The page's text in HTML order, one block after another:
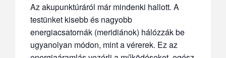
Az akupunktúráról már mindenki hallott. A
testünket kisebb és nagyobb
energiacsatornák (meridiánok) hálózzák be
ugyanolyan módon, mint a vérerek. Ez az